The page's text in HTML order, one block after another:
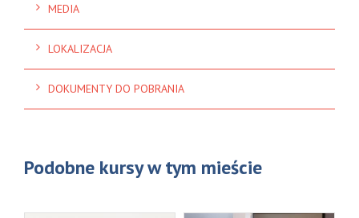
MEDIA
LOKALIZACJA
DOKUMENTY DO POBRANIA
Podobne kursy w tym mieście